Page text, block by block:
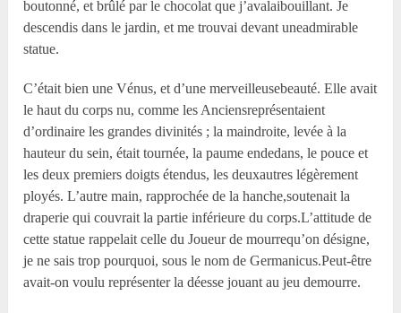
boutonné, et brûlé par le chocolat que j’avalaibouillant. Je
descendis dans le jardin, et me trouvai devant uneadmirable
statue.
C’était bien une Vénus, et d’une merveilleusebeauté. Elle avait
le haut du corps nu, comme les Anciensreprésentaient
d’ordinaire les grandes divinités ; la maindroite, levée à la
hauteur du sein, était tournée, la paume endedans, le pouce et
les deux premiers doigts étendus, les deuxautres légèrement
ployés. L’autre main, rapprochée de la hanche,soutenait la
draperie qui couvrait la partie inférieure du corps.L’attitude de
cette statue rappelait celle du Joueur de mourrequ’on désigne,
je ne sais trop pourquoi, sous le nom de Germanicus.Peut-être
avait-on voulu représenter la déesse jouant au jeu demourre.